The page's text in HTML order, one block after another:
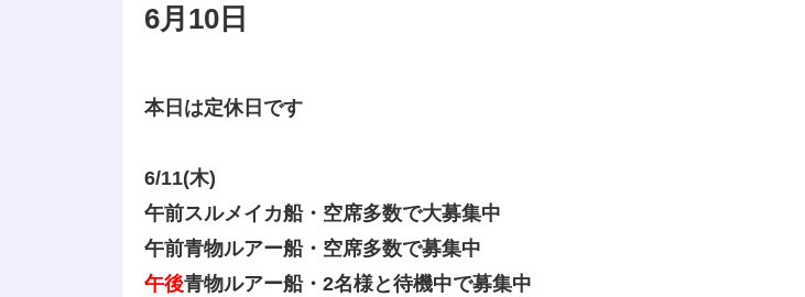
6月10日
本日は定休日です
6/11(木)
午前スルメイカ船・空席多数で大募集中
午前青物ルアー船・空席多数で募集中
午後青物ルアー船・2名様と待機中で募集中